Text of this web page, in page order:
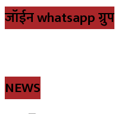
जॉईन whatsapp ग्रुप
NEWS